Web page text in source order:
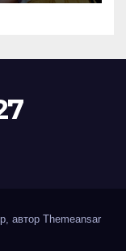
автор Themeansar